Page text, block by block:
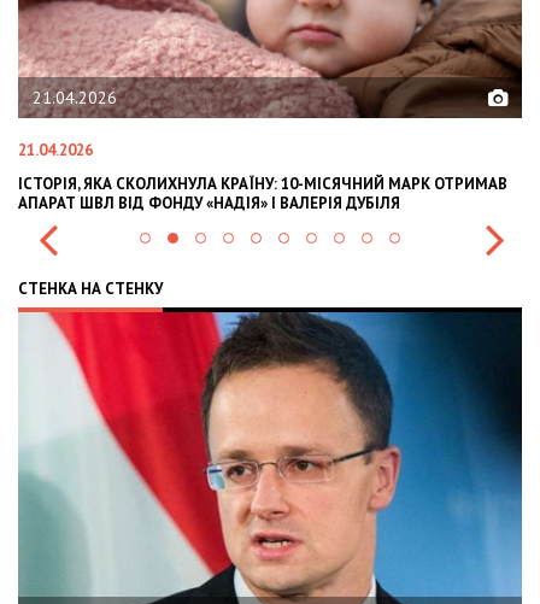
21.04.2026
21.04.2026
ІСТОРІЯ, ЯКА СКОЛИХНУЛА КРАЇНУ: 10-МІСЯЧНИЙ МАРК ОТРИМАВ
АПАРАТ ШВЛ ВІД ФОНДУ «НАДІЯ» І ВАЛЕРІЯ ДУБІЛЯ
СТЕНКА НА СТЕНКУ